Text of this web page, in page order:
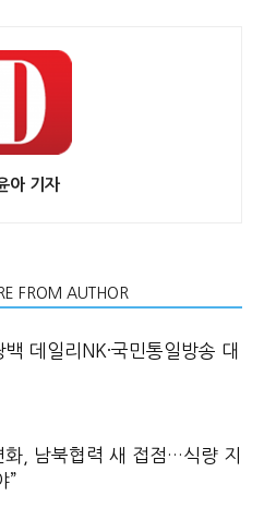
아 기자
FROM AUTHOR
데일리NK·국민통일방송 대
화, 남북협력 새 접점…식량 지
”